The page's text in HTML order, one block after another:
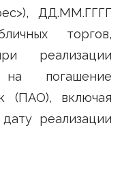
ДД.ММ.ГГГГ
торгов,
реализации
погашение
(ПАО), включая
реализации